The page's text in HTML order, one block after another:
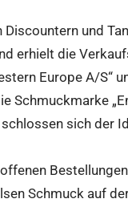
und
erhielt die
Europe A/S“
Schmuckmarke
sich der
Schmuck auf